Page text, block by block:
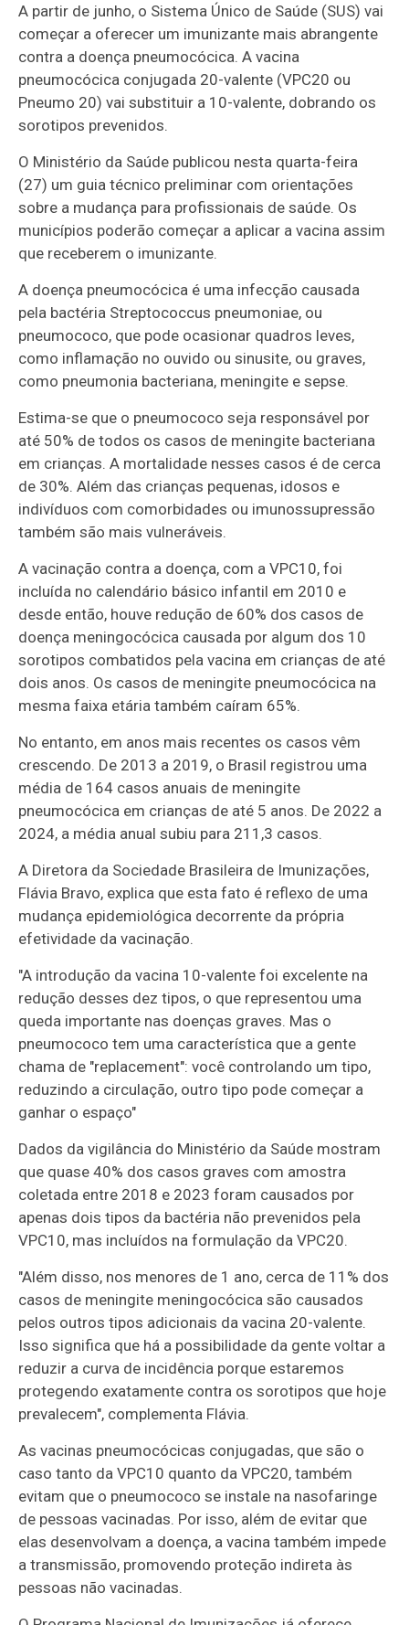
A partir de junho, o Sistema Único de Saúde (SUS) vai
começar a oferecer um imunizante mais abrangente
contra a doença pneumocócica. A vacina
pneumocócica conjugada 20-valente (VPC20 ou
Pneumo 20) vai substituir a 10-valente, dobrando os
sorotipos prevenidos.
O Ministério da Saúde publicou nesta quarta-feira
(27) um guia técnico preliminar com orientações
sobre a mudança para profissionais de saúde. Os
municípios poderão começar a aplicar a vacina assim
que receberem o imunizante.
A doença pneumocócica é uma infecção causada
pela bactéria Streptococcus pneumoniae, ou
pneumococo, que pode ocasionar quadros leves,
como inflamação no ouvido ou sinusite, ou graves,
como pneumonia bacteriana, meningite e sepse.
Estima-se que o pneumococo seja responsável por
até 50% de todos os casos de meningite bacteriana
em crianças. A mortalidade nesses casos é de cerca
de 30%. Além das crianças pequenas, idosos e
indivíduos com comorbidades ou imunossupressão
também são mais vulneráveis.
A vacinação contra a doença, com a VPC10, foi
incluída no calendário básico infantil em 2010 e
desde então, houve redução de 60% dos casos de
doença meningocócica causada por algum dos 10
sorotipos combatidos pela vacina em crianças de até
dois anos. Os casos de meningite pneumocócica na
mesma faixa etária também caíram 65%.
No entanto, em anos mais recentes os casos vêm
crescendo. De 2013 a 2019, o Brasil registrou uma
média de 164 casos anuais de meningite
pneumocócica em crianças de até 5 anos. De 2022 a
2024, a média anual subiu para 211,3 casos.
A Diretora da Sociedade Brasileira de Imunizações,
Flávia Bravo, explica que esta fato é reflexo de uma
mudança epidemiológica decorrente da própria
efetividade da vacinação.
"A introdução da vacina 10-valente foi excelente na
redução desses dez tipos, o que representou uma
queda importante nas doenças graves. Mas o
pneumococo tem uma característica que a gente
chama de "replacement": você controlando um tipo,
reduzindo a circulação, outro tipo pode começar a
ganhar o espaço"
Dados da vigilância do Ministério da Saúde mostram
que quase 40% dos casos graves com amostra
coletada entre 2018 e 2023 foram causados por
apenas dois tipos da bactéria não prevenidos pela
VPC10, mas incluídos na formulação da VPC20.
"Além disso, nos menores de 1 ano, cerca de 11% dos
casos de meningite meningocócica são causados
pelos outros tipos adicionais da vacina 20-valente.
Isso significa que há a possibilidade da gente voltar a
reduzir a curva de incidência porque estaremos
protegendo exatamente contra os sorotipos que hoje
prevalecem", complementa Flávia.
As vacinas pneumocócicas conjugadas, que são o
caso tanto da VPC10 quanto da VPC20, também
evitam que o pneumococo se instale na nasofaringe
de pessoas vacinadas. Por isso, além de evitar que
elas desenvolvam a doença, a vacina também impede
a transmissão, promovendo proteção indireta às
pessoas não vacinadas.